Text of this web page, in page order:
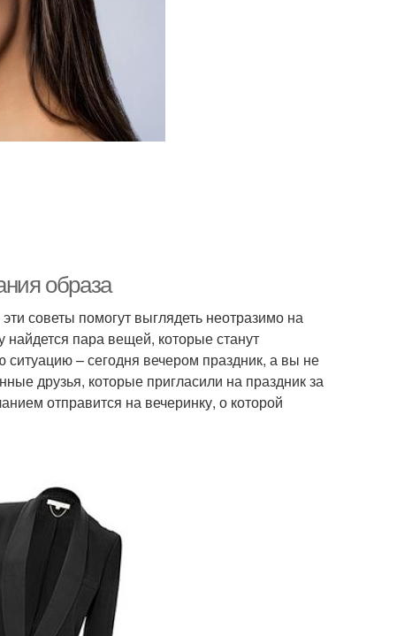
образа
советы помогут выглядеть неотразимо на
пара вещей, которые станут
– сегодня вечером праздник, а вы не
друзья, которые пригласили на праздник за
отправится на вечеринку, о которой